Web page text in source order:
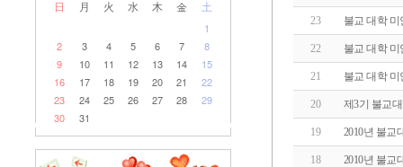
日 月 火 水 木 金 土
1
2
3 4 5 6 7
8
9
10 11 12 13 14
15
16
17 18 19 20 21
22
23
24 25 26 27 28
29
30
31
23 불교 대학 미
22 불교 대학 미
21 불교 대학 미
20 제3기 불교
19 2010년 불교
18 2010년 불교